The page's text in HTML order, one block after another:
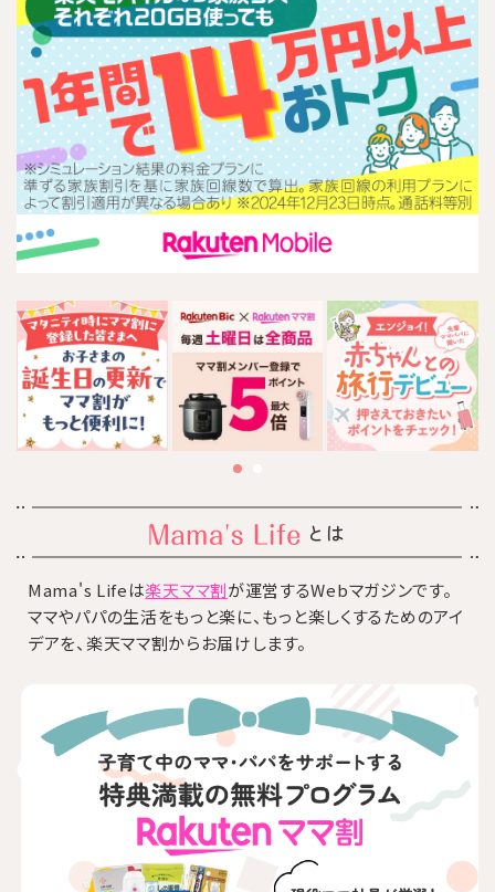
とは
Mama's Lifeは楽天ママ割が運営するWebマガジンです。
ママやパパの生活をもっと楽に、もっと楽しくするためのアイ
デアを、楽天ママ割からお届けします。